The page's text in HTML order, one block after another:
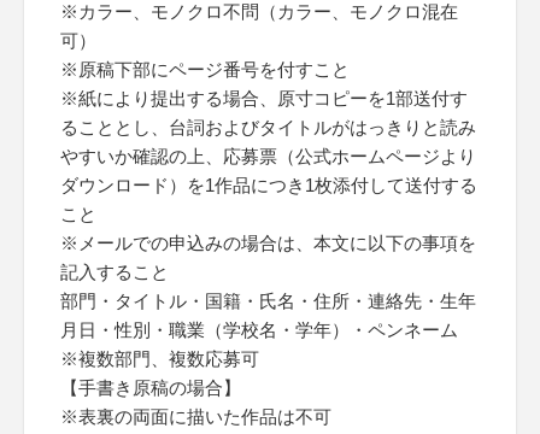
※カラー、モノクロ不問（カラー、モノクロ混在
可）
※原稿下部にページ番号を付すこと
※紙により提出する場合、原寸コピーを1部送付す
ることとし、台詞およびタイトルがはっきりと読み
やすいか確認の上、応募票（公式ホームページより
ダウンロード）を1作品につき1枚添付して送付する
こと
※メールでの申込みの場合は、本文に以下の事項を
記入すること
部門・タイトル・国籍・氏名・住所・連絡先・生年
月日・性別・職業（学校名・学年）・ペンネーム
※複数部門、複数応募可
【手書き原稿の場合】
※表裏の両面に描いた作品は不可